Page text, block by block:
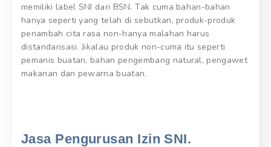
memiliki label SNI dari BSN. Tak cuma bahan-bahan
hanya seperti yang telah di sebutkan, produk-produk
penambah cita rasa non-hanya malahan harus
distandarisasi. Jikalau produk non-cuma itu seperti
pemanis buatan, bahan pengembang natural, pengawet
makanan dan pewarna buatan.
Jasa Pengurusan Izin SNI.